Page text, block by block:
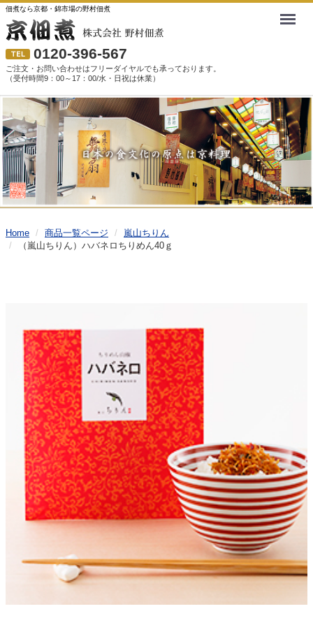
佃煮なら京都・錦市場の野村佃煮
0120-396-567
ご注文・お問い合わせはフリーダイヤルでも承っております。
（受付時間9：00～17：00/水・日祝は休業）
Home 商品一覧ページ
嵐山ちりん
（嵐山ちりん）ハバネロちりめん40ｇ